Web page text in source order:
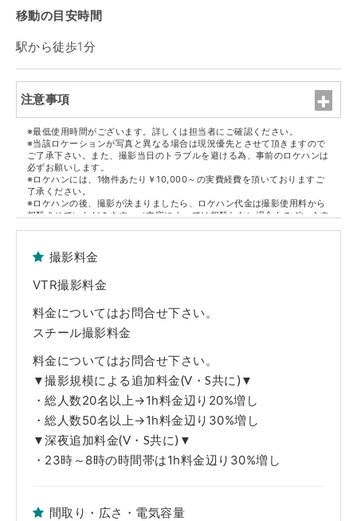
移動の目安時間
駅から徒歩1分
注意事項
※最低使用時間がございます。詳しくは担当者にご確認ください。
※当該ロケーションが写真と異なる場合は現況優先とさせて頂きますので
ご了承下さい。また、撮影当日のトラブルを避ける為、事前のロケハンは
必ずお願いします。
※ロケハンには、1物件あたり￥10,000～の実費経費を頂いておりますご
了承ください。
※ロケハンの後、撮影が決まりましたら、ロケハン代金は撮影使用料から
相殺させていただきます。（内容によっては相殺しない場合もございます
■原状回復
※躯体・設備・什器・内装・家具・備品等の破損や汚損につきましては、
ト及びロケハウスの実営業に支障がでた場合、その休業補償も併せて請求
させていただきます。
※当該Webサイト上のロケセット及びロケハウスの写真は弊社担当者が、
取材時に撮影した時のものです。躯体・設備・什器・内装・家具・備品等
の仕様・配置に関しましては現状を優先とさせていただきます。ご了承く
ださい。
※弊社管理ロケセット及びロケハウス使用中に発生した不測の事故や、天
変地異、火災、盗難および近隣工事等の騒音等で使用者側に生じた人・
物・時間・金銭的な損害につきましては一切の責任を負えませんので予め
ご了承下さい。
撮影料金
VTR撮影料金
料金についてはお問合せ下さい。
スチール撮影料金
料金についてはお問合せ下さい。
▼撮影規模による追加料金(V・S共に)▼
・総人数20名以上→1h料金辺り20%増し
・総人数50名以上→1h料金辺り30%増し
▼深夜追加料金(V・S共に)▼
・23時～8時の時間帯は1h料金辺り30%増し
間取り・広さ・電気容量